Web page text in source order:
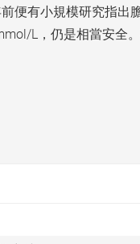
便有小規模研究指
L，仍是相當安